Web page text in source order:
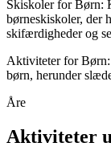
Skiskoler for Børn:
børneskiskoler, der
skifærdigheder og
Aktiviteter for
børn, herunder
Åre
Aktiviteter